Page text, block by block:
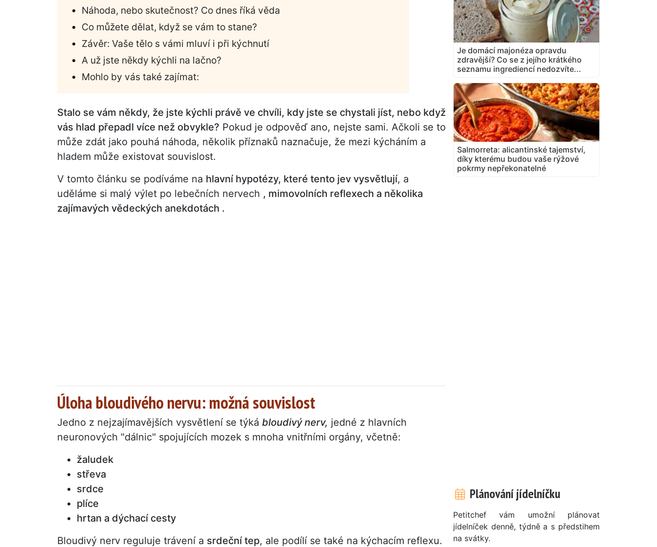
Náhoda, nebo skutečnost? Co dnes říká věda
Co můžete dělat, když se vám to stane?
Závěr: Vaše tělo s vámi mluví i při kýchnutí
A už jste někdy kýchli na lačno?
Mohlo by vás také zajímat:
Stalo se vám někdy, že jste kýchli právě ve chvíli, kdy jste se chystali jíst, nebo když
vás hlad přepadl více než obvykle? Pokud je odpověď ano, nejste sami. Ačkoli se to
může zdát jako pouhá náhoda, několik příznaků naznačuje, že mezi kýcháním a
hladem může existovat souvislost.
V tomto článku se podíváme na hlavní hypotézy, které tento jev vysvětlují, a
uděláme si malý výlet po lebečních nervech , mimovolních reflexech a několika
zajímavých vědeckých anekdotách .
Úloha bloudivého nervu: možná souvislost
Jedno z nejzajímavějších vysvětlení se týká bloudivý nerv, jedné z hlavních
neuronových "dálnic" spojujících mozek s mnoha vnitřními orgány, včetně:
žaludek
střeva
srdce
plíce
hrtan a dýchací cesty
Bloudivý nerv reguluje trávení a srdeční tep, ale podílí se také na kýchacím reflexu.
Je domácí majonéza opravdu
zdravější? Co se z jejího krátkého
seznamu ingrediencí nedozvíte...
Salmorreta: alicantinské tajemství,
díky kterému budou vaše rýžové
pokrmy nepřekonatelné
Plánování jídelníčku
Petitchef vám umožní plánovat
jídelníček denně, týdně a s předstihem
na svátky.